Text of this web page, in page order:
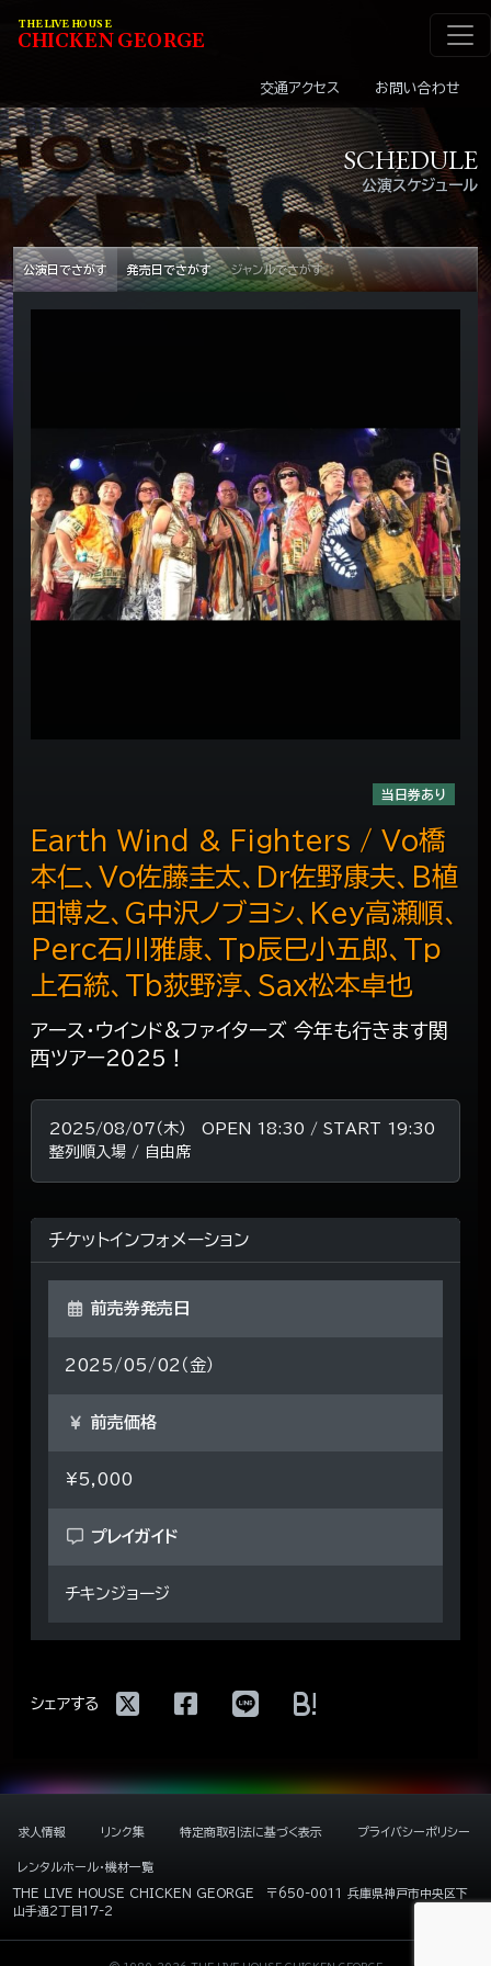
メインナビゲーショ
THE LIVE HOUSE
CHICKENGEORGE
交通アクセス お問い合わせ
公演スケジュール
SCHEDULE
公演日でさがす 発売日でさがす ジャンルでさがす
当日券あり
アース・ウインド&ファイターズ 今年も行きます関
西ツアー２０２５！
Earth Wind & Fighters / Vo橋
本仁、Vo佐藤圭太、Dr佐野康夫、B植
田博之、G中沢ノブヨシ、Key高瀬順、
Perc石川雅康、Tp辰巳小五郎、Tp
上石統、Tb荻野淳、Sax松本卓也
2025/08/07（木） OPEN 18:30 / START 19:30
整列順入場 / 自由席
チケットインフォメーション
前売券発売日
2025/05/02（金）
前売価格
¥5,000
プレイガイド
チキンジョージ
シェアする !
求人情報 リンク集 特定商取引法に基づく表示 プライバシーポリシー
レンタルホール・機材一覧
THE LIVE HOUSE CHICKEN GEORGE 〒650-0011 兵庫県神戸市中央区下
山手通2丁目17-2